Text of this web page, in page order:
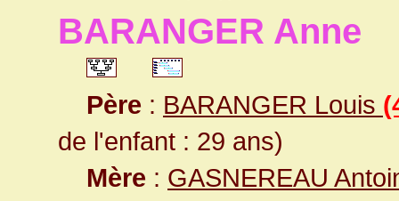
BARANGER Anne
Père : BARANGER Louis
de l'enfant : 29 ans)
Mère : GASNEREAU